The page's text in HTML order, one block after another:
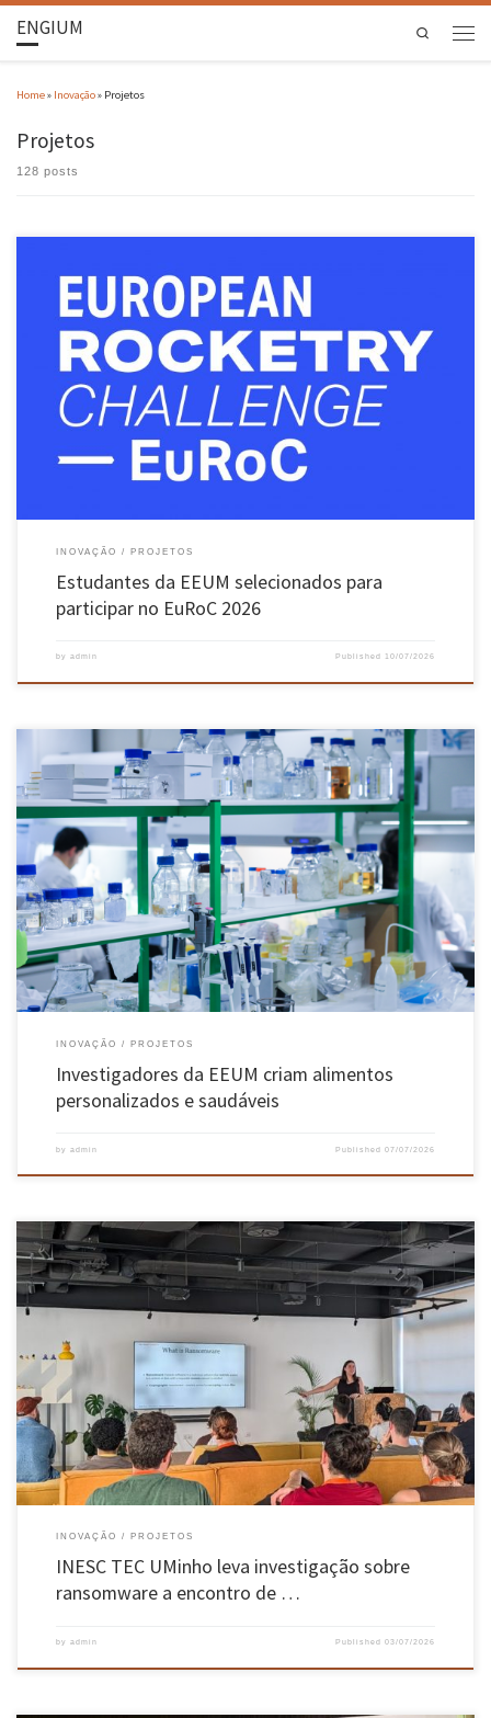
ENGIUM Search
Home» Inovação» Projetos
Projetos
128 posts
A equipa Daedalus do MAST – Minho Aerospace Student’s Team foi selecionado entre 61
candidaturas como uma das 25 equipas participantes no European Rocketery Challenge
2026, através do projeto DAEDALUS, e os estudantes da Escola de Engenharia da UMinho
não poderiam estar mais entusiasmados: “Isto representa um enorme passo nas […]
INOVAÇÃO PROJETOS
Estudantes da EEUM selecionados para
participar no EuRoC 2026
by admin Published 10/07/2026
O Projeto IngredientIA combina inteligência artificial, modelação computacional e sistemas
experimentais de digestão em microescala para compreender como os ingredientes
alimentares interagem com a microbiota intestinal e apoiar o desenvolvimento de
alimentos mais eficazes e personalizados. Aliando inteligência artificial, modelação
computacional e simulação digestiva em microescala, o Projeto IngredientIA, coordenado
[…]
INOVAÇÃO PROJETOS
Investigadores da EEUM criam alimentos
personalizados e saudáveis
by admin Published07/07/2026
Investigadora do INESC TEC UMinho e docente convidada do Departamento de Informática
da EEUM apresentou à comunidade de cibersegurança o trabalho desenvolvido pelo
Instituto na análise e na proteção contra este tipo de ataque, durante o 12.º encontro do
Open Worldwide Application Security Project (OWASP Porto), o capítulo regional da […]
INOVAÇÃO PROJETOS
INESC TEC UMinho leva investigação sobre
ransomware a encontro de …
by admin Published03/07/2026